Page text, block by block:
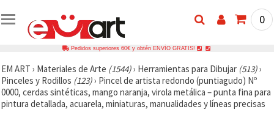
0
Pedidos superiores 60€ y obtén ENVÍO GRATIS!
EM ART › Materiales de Arte (1544)› Herramientas para Dibujar (513)›
Pinceles y Rodillos (123)› Pincel de artista redondo (puntiagudo) Nº
0000, cerdas sintéticas, mango naranja, virola metálica – punta fina para
pintura detallada, acuarela, miniaturas, manualidades y líneas precisas